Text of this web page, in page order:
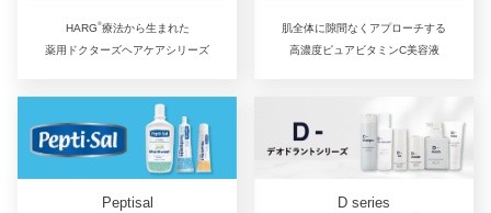
HARG®︎療法から生まれた
薬用ドクターズヘアケアシリーズ
肌全体に隙間なくアプローチする
高濃度ピュアビタミンC美容液
Peptisal D series